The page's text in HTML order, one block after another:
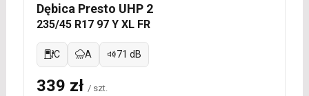
Dębica Presto UHP 2
235/45 R17 97 Y XL FR
C A 71 dB
339 zł / szt.